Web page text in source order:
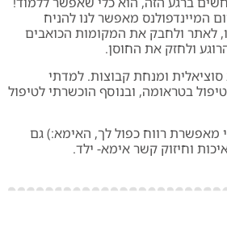
מאפשר לנו להניח
ולחבק את המקומות הכואבים
ולחזק את החוסן.
ומנחת קבוצות. למדתי
בטראומה, ובנוסף הוכשרתי לטיפול
רווח כפול לך, האימא:) גם
וחיזוק קשר אימא- ילד.